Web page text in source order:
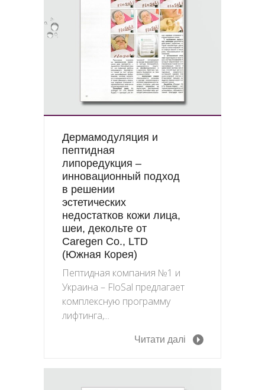
Дермамодуляция и
пептидная
липоредукция –
инновационный подход
в решении
эстетических
недостатков кожи лица,
шеи, декольте от
Caregen Co., LTD
(Южная Корея)
Пептидная компания №1 и
Украина – FloSal предлагает
комплексную программу
лифтинга,...
Читати далі